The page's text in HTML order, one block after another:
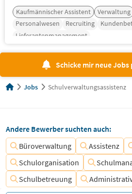
Kaufmännischer Assistent Verwaltung
Personalwesen
Recruiting
Lieferantenmanagement
Schicke mir neue Jobs
Jobs Schulverwaltungsassistenz
Andere Bewerber suchten auch:
Büroverwaltung
Assistenz
Schulorganisation
Schulbetreuung